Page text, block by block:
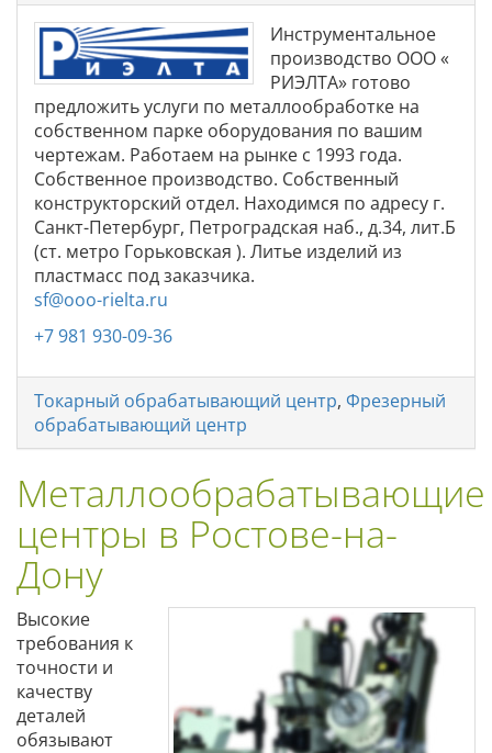
Инструментальное
производство ООО «
РИЭЛТА» готово
предложить услуги по металлообработке на
собственном парке оборудования по вашим
чертежам. Работаем на рынке с 1993 года.
Собственное производство. Собственный
конструкторский отдел. Находимся по адресу г.
Санкт-Петербург, Петроградская наб., д.34, лит.Б
(ст. метро Горьковская ). Литье изделий из
пластмасс под заказчика.
sf@ooo-rielta.ru
+7 981 930-09-36
Токарный обрабатывающий центр, Фрезерный
обрабатывающий центр
Металлообрабатывающие
центры в Ростове-на-
Дону
Высокие
требования к
точности и
качеству
деталей
обязывают